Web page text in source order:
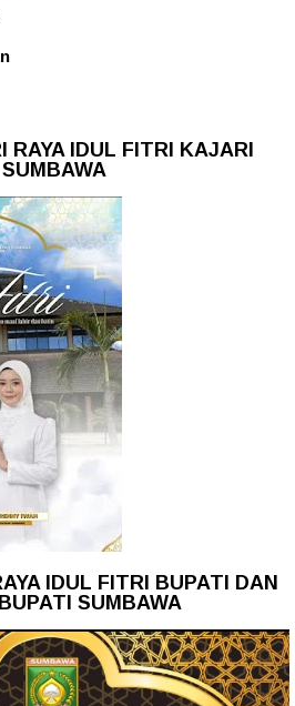
RAYA IDUL FITRI KAJARI
SUMBAWA
IDUL FITRI BUPATI DAN
SUMBAWA